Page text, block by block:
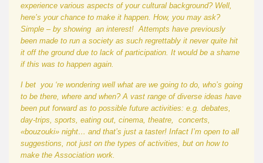
experience various aspects of your cultural background? Well,
here’s your chance to make it happen. How, you may ask?
Simple – by showing an interest! Attempts have previously
been made to run a society as such regrettably it never quite hit
it off the ground due to lack of participation. It would be a shame
if this was to happen again.
I bet you ‘re wondering well what are we going to do, who’s going
to be there, where and when? A vast range of diverse ideas have
been put forward as to possible future activities: e.g. debates,
day-trips, sports, eating out, cinema, theatre, concerts,
«bouzouki» night… and that’s just a taster! Infact I’m open to all
suggestions, not just on the types of activities, but on how to
make the Association work.